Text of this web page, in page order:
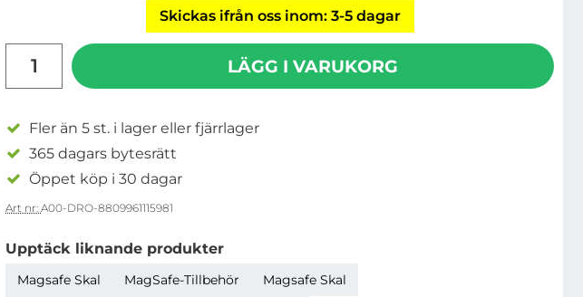
Skickas ifrån oss inom: 3-5 dagar
LÄGG I VARUKORG
Fler än 5 st. i lager eller fjärrlager
365 dagars bytesrätt
Öppet köp i 30 dagar
Art nr: A00-DRO-8809961115981
Upptäck liknande produkter
Magsafe Skal MagSafe-Tillbehör
Magsafe Skal